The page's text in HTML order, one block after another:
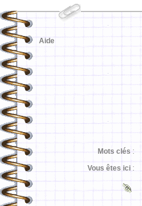
Aide
Mots clés :
Vous êtes ici :